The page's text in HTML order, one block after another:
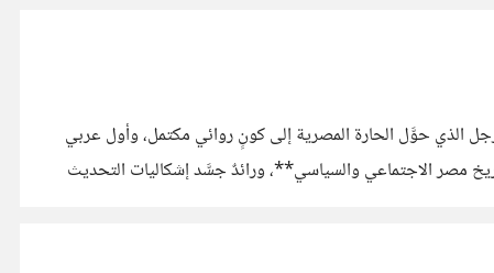
عوض . هو الرجل الذي حوَّل الحارة المصرية إلى كونٍ روائي مكتمل، وأول عربي
**مرآة لتاريخ مصر الاجتماعي والسياسي**، ورائدٌ جسَّد إشكاليات التحديث